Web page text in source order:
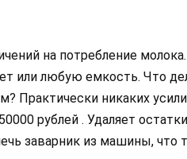
на потребление
или любую емкость. Что
Практически никаких
рублей . Удаляет
заварник из машины, что